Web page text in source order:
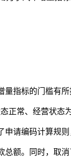
量指标的门槛有
正常、经营状态
申请编码计算规
总额。同时，取